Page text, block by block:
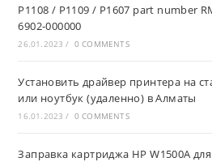
P1108 / P1109 / P1607 part number
6902-000000
26.01.2023 / 0 COMMENTS
Установить драйвер принтера на
или ноутбук (удаленно) в Алматы
16.01.2023 / 0 COMMENTS
Заправка картриджа HP W1500A